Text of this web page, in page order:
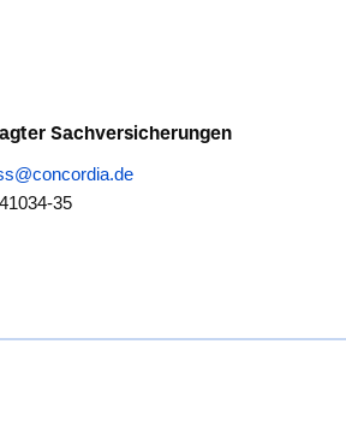
Sachversicherungen
35